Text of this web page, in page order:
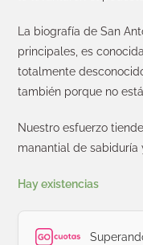
La biografía de San
principales, es
totalmente
también porque no
Nuestro esfuerzo
manantial de sabiduría
Hay existencias